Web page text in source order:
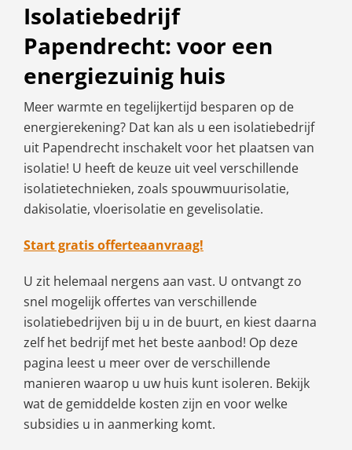
Isolatiebedrijf
Papendrecht: voor een
energiezuinig huis
Meer warmte en tegelijkertijd besparen op de
energierekening? Dat kan als u een isolatiebedrijf
uit Papendrecht inschakelt voor het plaatsen van
isolatie! U heeft de keuze uit veel verschillende
isolatietechnieken, zoals spouwmuurisolatie,
dakisolatie, vloerisolatie en gevelisolatie.
Start gratis offerteaanvraag!
U zit helemaal nergens aan vast. U ontvangt zo
snel mogelijk offertes van verschillende
isolatiebedrijven bij u in de buurt, en kiest daarna
zelf het bedrijf met het beste aanbod! Op deze
pagina leest u meer over de verschillende
manieren waarop u uw huis kunt isoleren. Bekijk
wat de gemiddelde kosten zijn en voor welke
subsidies u in aanmerking komt.